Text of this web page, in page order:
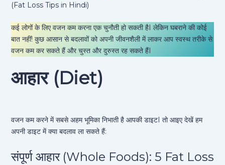
(Fat Loss Tips in Hindi)
कई लोगों के लिए वजन कम करना एक चुनौती हो सकती हैI लेकिन घबराने की कोई
बात नहीं! कुछ आसान से बदलावों को अपनी जीवनशैली में लाकर आप स्वस्थ तरीके से
वजन कम कर सकते हैं और चुस्त और दुरुस्त रह सकते हैंI
आहार (Diet)
वजन कम करने में सबसे अहम भूमिका निभाती है आपकी डाइटI तो आइए देखें हम
अपनी डाइट में क्या बदलाव ला सकते हैं:
संपूर्ण आहार (Whole Foods): 5 Fat Loss